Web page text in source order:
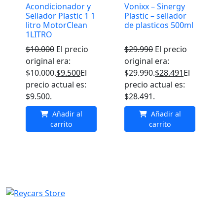
Acondicionador y
Sellador Plastic 1 1
litro MotorClean
1LITRO
$10.000 El precio
original era:
$10.000.$9.500El
precio actual es:
$9.500.
Añadir al
carrito
Vonixx – Sinergy
Plastic – sellador
de plasticos 500ml
$29.990 El precio
original era:
$29.990.$28.491El
precio actual es:
$28.491.
Añadir al
carrito